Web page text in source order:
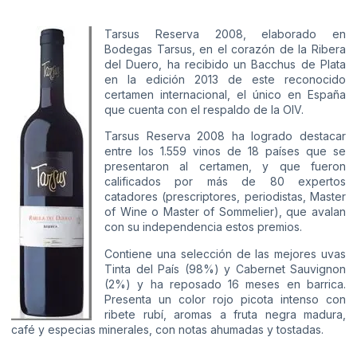
Tarsus Reserva 2008, elaborado en
Bodegas Tarsus, en el corazón de la Ribera
del Duero, ha recibido un Bacchus de Plata
en la edición 2013 de este reconocido
certamen internacional, el único en España
que cuenta con el respaldo de la OIV.
Tarsus Reserva 2008 ha logrado destacar
entre los 1.559 vinos de 18 países que se
presentaron al certamen, y que fueron
calificados por más de 80 expertos
catadores (prescriptores, periodistas, Master
of Wine o Master of Sommelier), que avalan
con su independencia estos premios.
Contiene una selección de las mejores uvas
Tinta del País (98%) y Cabernet Sauvignon
(2%) y ha reposado 16 meses en barrica.
Presenta un color rojo picota intenso con
ribete rubí, aromas a fruta negra madura,
café y especias minerales, con notas ahumadas y tostadas.